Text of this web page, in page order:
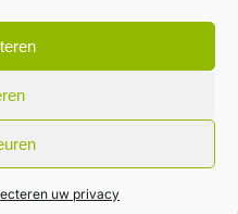
uw privacy
je inbox.
| gemaakt met door